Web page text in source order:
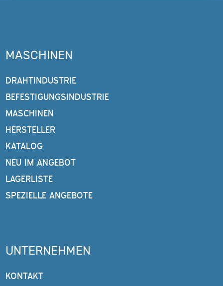
MASCHINEN
DRAHTINDUSTRIE
BEFESTIGUNGSINDUSTRIE
MASCHINEN
HERSTELLER
KATALOG
NEU IM ANGEBOT
LAGERLISTE
SPEZIELLE ANGEBOTE
UNTERNEHMEN
KONTAKT